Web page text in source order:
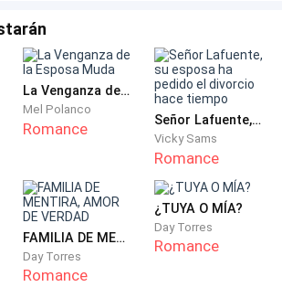
la venderé. Este es su precio —Le
exponiendo su precio, L.C levanta la
ver semejante cantidad.
del pelinegro se posa en la de Otto,
como un jodido puerco. Y eso que
Otto? —Afina la mirada,
que trague más saliva, limpie
y medio sonría.
La Venganza de la Esposa Muda
Mel Polanco
Romance Señor Lafuente, su esposa ha pedido el divorcio hace tiempo
Vicky Sams
Romance
FAMILIA DE MENTIRA, AMOR DE VERDAD
Day Torres
Romance
¿TUYA O MÍA?
Day Torres
Romance